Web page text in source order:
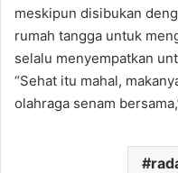
meskipun disibukan
rumah tangga untuk
selalu menyempatkan
“Sehat itu mahal,
olahraga senam